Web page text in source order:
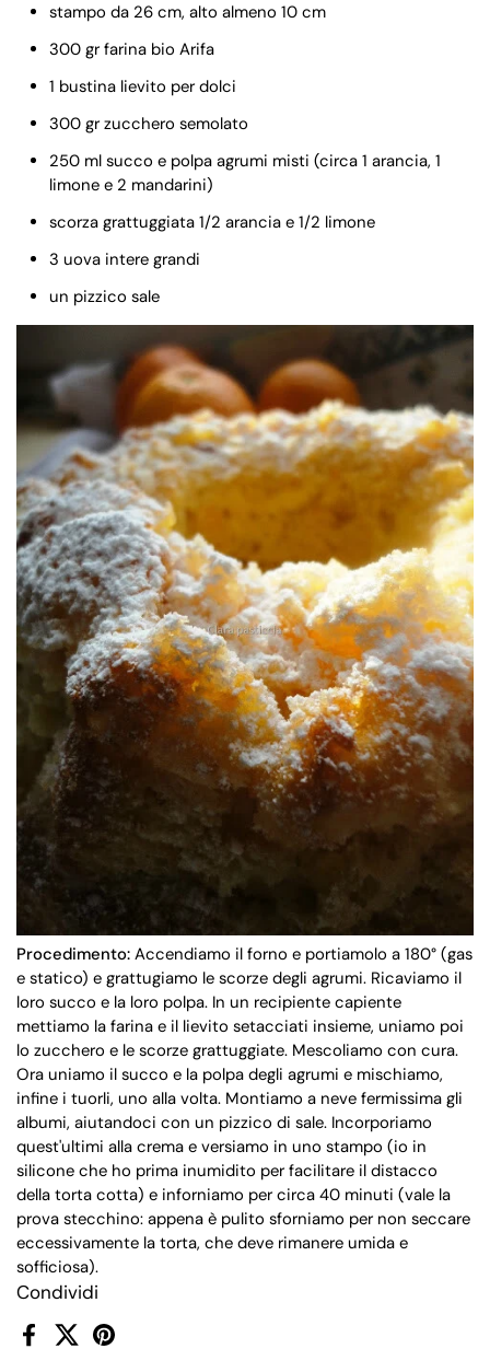
Condividi
stampo da 26 cm, alto almeno 10 cm
300 gr farina bio Arifa
1 bustina lievito per dolci
300 gr zucchero semolato
250 ml succo e polpa agrumi misti (circa 1 arancia, 1
limone e 2 mandarini)
scorza grattuggiata 1/2 arancia e 1/2 limone
3 uova intere grandi
un pizzico sale
Procedimento: Accendiamo il forno e portiamolo a 180° (gas
e statico) e grattugiamo le scorze degli agrumi. Ricaviamo il
loro succo e la loro polpa. In un recipiente capiente
mettiamo la farina e il lievito setacciati insieme, uniamo poi
lo zucchero e le scorze grattuggiate. Mescoliamo con cura.
Ora uniamo il succo e la polpa degli agrumi e mischiamo,
infine i tuorli, uno alla volta. Montiamo a neve fermissima gli
albumi, aiutandoci con un pizzico di sale. Incorporiamo
quest'ultimi alla crema e versiamo in uno stampo (io in
silicone che ho prima inumidito per facilitare il distacco
della torta cotta) e inforniamo per circa 40 minuti (vale la
prova stecchino: appena è pulito sforniamo per non seccare
eccessivamente la torta, che deve rimanere umida e
sofficiosa).